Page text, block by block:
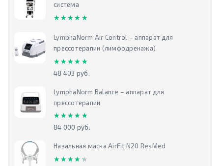
система
★★★★★
★★★★★
LymphaNorm Air Control – аппарат для
прессотерапии (лимфодренажа)
★★★★★
★★★★★
48 403 руб.
LymphaNorm Balance – аппарат для
прессотерапии
★★★★★
★★★★★
84 000 руб.
Назальная маска AirFit N20 ResMed
★★★★★
★★★★★